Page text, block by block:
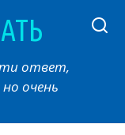
ответ,
очень